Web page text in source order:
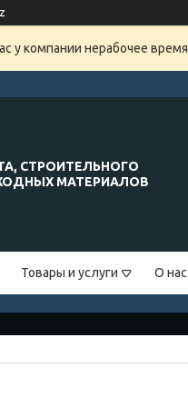
у компании нерабочее
СТРОИТЕЛЬНОГО
МАТЕРИАЛОВ
Товары и услуги О нас